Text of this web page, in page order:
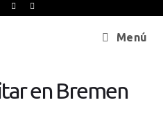
Menú
en Bremen